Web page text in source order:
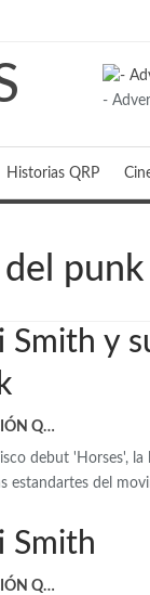
-
Historias QRP
punk
Smith y
REDACCIÓN QRP
debut 'Horses',
estandartes del
Smith
REDACCIÓN QRP